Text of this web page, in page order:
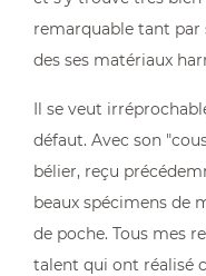
remarquable tant par
des ses matériaux
Il se veut
défaut. Avec son
bélier, reçu
beaux spécimens de
de poche. Tous mes
talent qui ont réalisé